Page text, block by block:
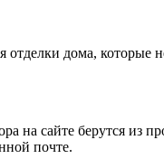
отделки дома,
на сайте берутся из
почте.